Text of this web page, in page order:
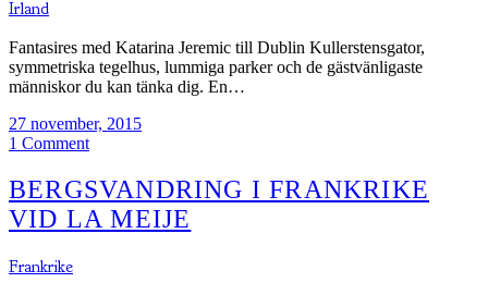
Irland
Fantasires med Katarina Jeremic till Dublin Kullerstensgator,
symmetriska tegelhus, lummiga parker och de gästvänligaste
människor du kan tänka dig. En…
27 november, 2015
1 Comment
BERGSVANDRING I FRANKRIKE
VID LA MEIJE
Frankrike